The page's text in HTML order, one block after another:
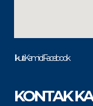
Ikuti Kami di Facebook
KONTAK